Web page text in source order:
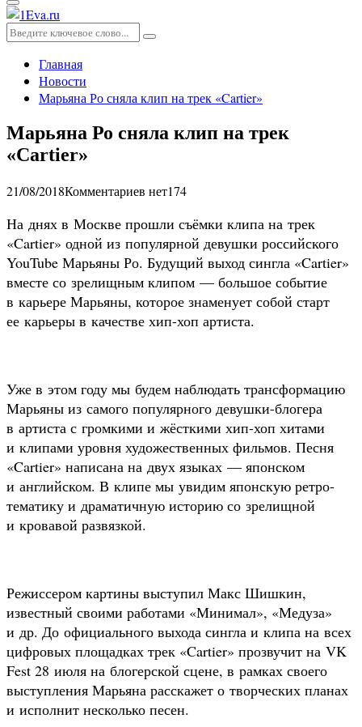
Основное
меню
Искать:
Поиск
Главная
Новости
Марьяна Ро сняла клип на трек «Cartier»
Марьяна Ро сняла клип на трек
«Cartier»
21/08/2018Комментариев нет174
На днях в Москве прошли съёмки клипа на трек
«Cartier» одной из популярной девушки российского
YouTube Марьяны Ро. Будущий выход сингла «Cartier»
вместе со зрелищным клипом — большое событие
в карьере Марьяны, которое знаменует собой старт
ее карьеры в качестве хип-хоп артиста.
Уже в этом году мы будем наблюдать трансформацию
Марьяны из самого популярного девушки-блогера
в артиста с громкими и жёсткими хип-хоп хитами
и клипами уровня художественных фильмов. Песня
«Cartier» написана на двух языках — японском
и английском. В клипе мы увидим японскую ретро-
тематику и драматичную историю со зрелищной
и кровавой развязкой.
Режиссером картины выступил Макс Шишкин,
известный своими работами «Минимал», «Медуза»
и др. До официального выхода сингла и клипа на всех
цифровых площадках трек «Cartier» прозвучит на VK
Fest 28 июля на блогерской сцене, в рамках своего
выступления Марьяна расскажет о творческих планах
и исполнит несколько песен.